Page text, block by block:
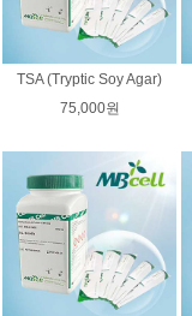
TSA (Tryptic Soy Agar)
75,000원